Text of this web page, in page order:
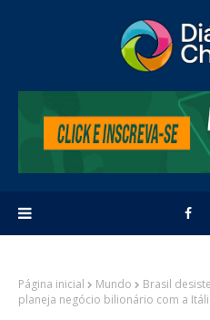
Página inicial Mundo
Brasil
planeja negócio bilionário com a